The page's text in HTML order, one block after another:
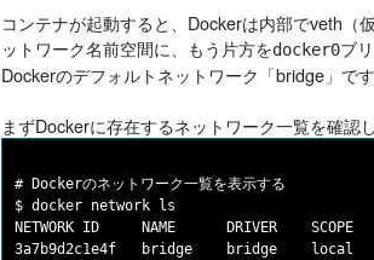
コンテナが起動すると、Dockerは内部でveth（
ットワーク名前空間に、もう片方をdocker0ブ
Dockerのデフォルトネットワーク「bridge」です
まずDockerに存在するネットワーク一覧を確認
# Dockerのネットワーク一覧を表示する
$ docker network ls
NETWORK ID     NAME      DRIVER    SCOPE
3a7b9d2c1e4f   bridge    bridge    local